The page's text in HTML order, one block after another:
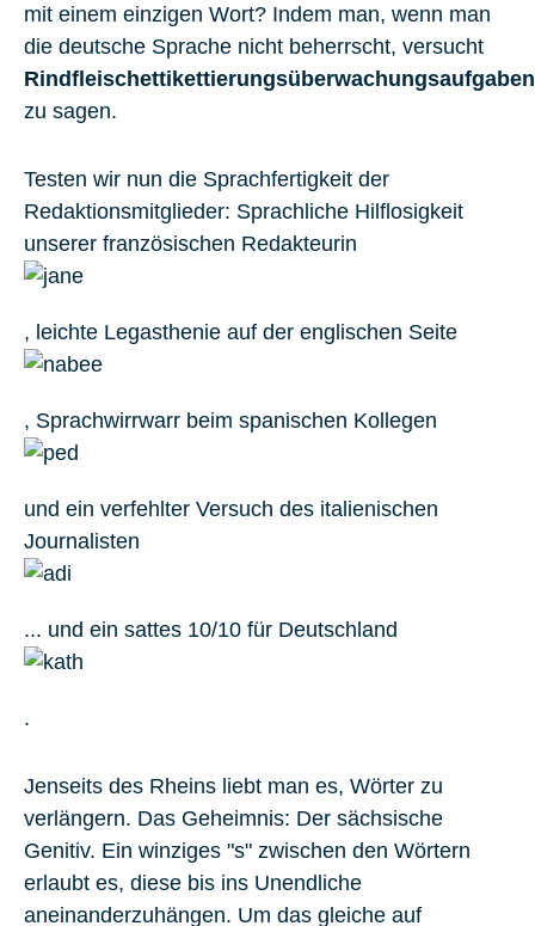
mit einem einzigen Wort? Indem man, wenn man
die deutsche Sprache nicht beherrscht, versucht
zu sagen.
Testen wir nun die Sprachfertigkeit der
Redaktionsmitglieder: Sprachliche Hilflosigkeit
unserer französischen Redakteurin
, leichte Legasthenie auf der englischen Seite
, Sprachwirrwarr beim spanischen Kollegen
und ein verfehlter Versuch des italienischen
Journalisten
... und ein sattes 10/10 für Deutschland
.
Jenseits des Rheins liebt man es, Wörter zu
verlängern. Das Geheimnis: Der sächsische
Genitiv. Ein winziges "s" zwischen den Wörtern
erlaubt es, diese bis ins Unendliche
aneinanderzuhängen. Um das gleiche auf